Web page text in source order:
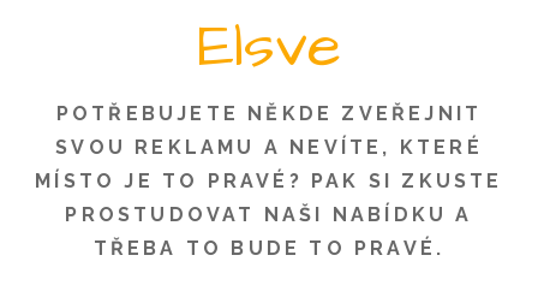
Elsve
POTŘEBUJETE NĚKDE ZVEŘEJNIT
SVOU REKLAMU A NEVÍTE, KTERÉ
MÍSTO JE TO PRAVÉ? PAK SI ZKUSTE
PROSTUDOVAT NAŠI NABÍDKU A
TŘEBA TO BUDE TO PRAVÉ.